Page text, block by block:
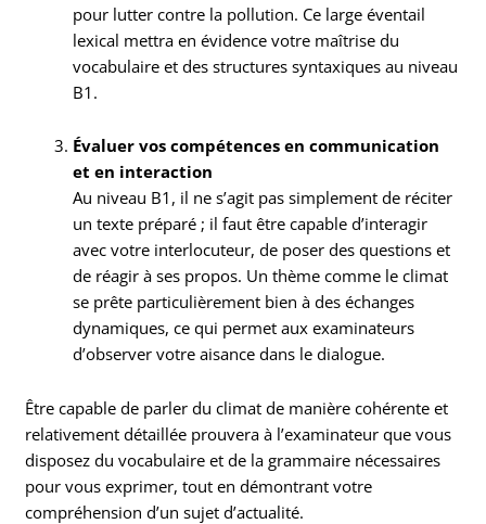
pour lutter contre la pollution. Ce large éventail
lexical mettra en évidence votre maîtrise du
vocabulaire et des structures syntaxiques au niveau
B1.
Évaluer vos compétences en communication
et en interaction
Au niveau B1, il ne s’agit pas simplement de réciter
un texte préparé ; il faut être capable d’interagir
avec votre interlocuteur, de poser des questions et
de réagir à ses propos. Un thème comme le climat
se prête particulièrement bien à des échanges
dynamiques, ce qui permet aux examinateurs
d’observer votre aisance dans le dialogue.
Être capable de parler du climat de manière cohérente et
relativement détaillée prouvera à l’examinateur que vous
disposez du vocabulaire et de la grammaire nécessaires
pour vous exprimer, tout en démontrant votre
compréhension d’un sujet d’actualité.